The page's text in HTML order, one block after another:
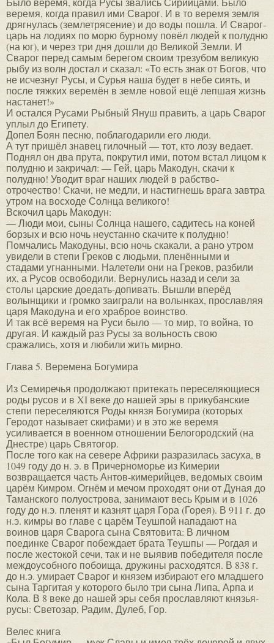
веремя, когда правил ими Сварог. И в то веремя земля
дрягнулась (землетрясение) и до воды пошла. И Сварог-
царь на лодиях по морю бурному повёл людей к полудню
(на юг), и через три дня дошли до Великой Земли. И
Сварог перед самым берегом своим трезубом великую
рыбу из волн достал и сказал: «То есть знак от Богов, что
не исчезнуг Русы, и Сурья наша будет в небе сиять, и
после тяжких веремён в земле новой ещё лепшая жизнь
настанет!»
И остался Русами Рыбный Януш править, а царь Сварог
уплыл до Египету.
Допел Боян песню, поблагодарили его люди.
А тут пришёл знавец гилочный — тот, кто лозу ведает.
Поднял он два прута, покрутил ими, потом встал лицом к
полудню и закричал: — Гей, царь Макодун, скачи к
полудню! Уводит враг наших людей в рабство-
отрочество! Скачи, не медли, и настигнешь врага завтра
утром на восходе Солнца великого!
Вскочил царь Макодун:
— Люди мои, сыны Солнца нашего, садитесь на коней
борзых и всю ночь неустанно скачите к полудню!
Помчались Макодуны, всю ночь скакали, а рано утром
увидели в степи Греков с людьми, пленёнными и
стадами угнанными. Налетели они на Греков, разбили
их, а Русов освободили. Вернулись назад и сели за
столы царские доедать-допивать. Вышли вперёд
волынщики и громко заиграли на волынках, прославляя
царя Макодуна и его храброе воинство.
И так всё веремя на Руси было — то мир, то война, то
другая. И каждый раз Русы за вольность свою
сражались, хотя и любили жить мирно.
Глава 5. Веремена Богумира
Из Семиречья продолжают притекать переселяющиеся
роды русов и в XI веке до нашей эры в прикубанские
степи переселяются Роды князя Богумира (которых
Геродот называет скифами) и в это же веремя
усиливается в военном отношении Белогородский (на
Днестре) царь Святогор.
После того как на севере Африки разразилась засуха, в
1049 году до н. э. в Причерноморье из Кимерии
возвращается часть Антов-кимерийцев, ведомых своим
царём Кимром. Огнём и мечом проходят они от Дуная до
Таманского полуострова, занимают весь Крым и в 1026
году до н.э. пленят и казнят царя Гора (Горея). В 911 г. до
н.э. кимры во главе с царём Теушпой нападают на
воинов царя Сварога сына Святовита: В личном
поединке Сварог побеждает брата Теушпы — Рогдая и
после жестокой сечи, так и не выявив победителя после
междоусобного побоища, дружины расходятся. В 838 г.
до н.э. умирает Сварог и князем избирают его младшего
сына Таргитая у которого было три сына Липа, Арпа и
Кола. В 8 веке до нашей эры себя прославляют князья-
русы: Светозар, Радим, Дулеб, Гор.
Велес книга